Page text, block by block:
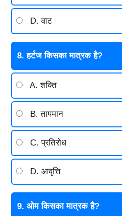
D. वाट
8. हर्टज किसका मात्रक है?
A. शक्ति
B. तापमान
C. प्रतिरोध
D. आवृत्ति
9. ओम किसका मात्रक है?